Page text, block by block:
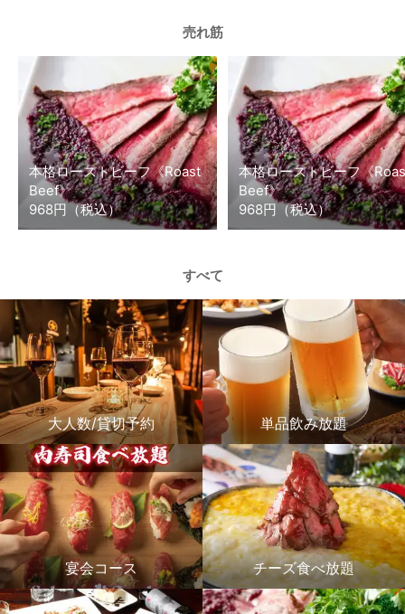
売れ筋
本格ローストビーフ《Roast
Beef》
968円（税込）
本格ローストビーフ《
Beef》
968円（税込）
すべて
大人数/貸切予約 単品飲み放題
宴会コース チーズ食べ放題